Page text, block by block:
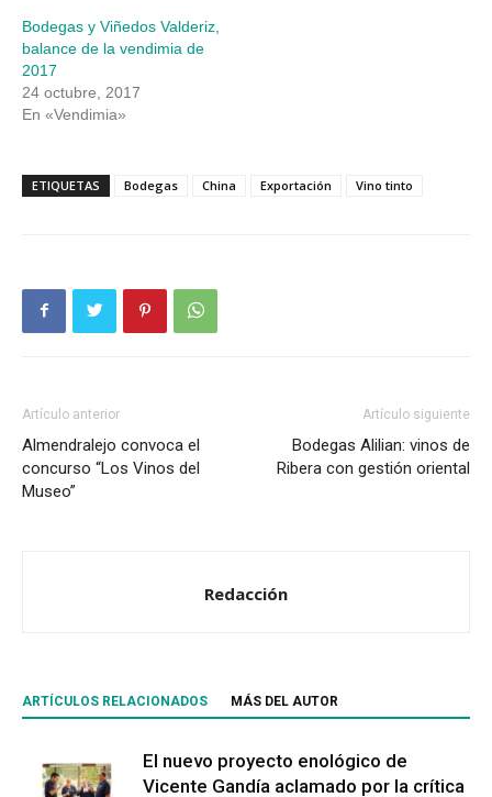
Bodegas y Viñedos Valderiz,
balance de la vendimia de
2017
24 octubre, 2017
En «Vendimia»
ETIQUETAS Bodegas China Exportación Vino tinto
Artículo anterior
Almendralejo convoca el
concurso “Los Vinos del
Museo”
Artículo siguiente
Bodegas Alilian: vinos de
Ribera con gestión oriental
Redacción
ARTÍCULOS RELACIONADOS MÁS DEL AUTOR
El nuevo proyecto enológico de
Vicente Gandía aclamado por la crítica